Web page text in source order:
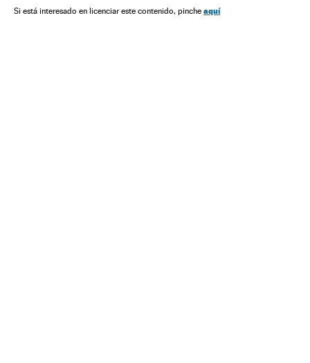
China
Si está interesado en licenciar este contenido, pinche aquí